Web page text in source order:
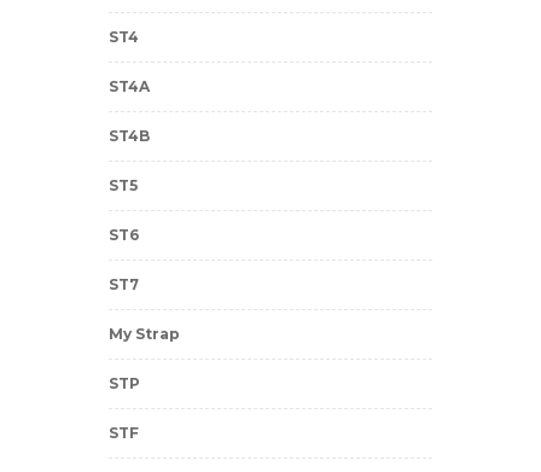
ST4
ST4A
ST4B
ST5
ST6
ST7
My Strap
STP
STF